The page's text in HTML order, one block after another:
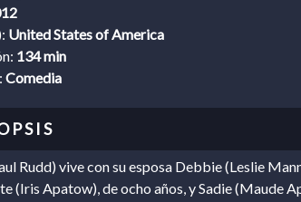
United States of America
134 min
Comedia
Rudd) vive con su esposa Debbie (Leslie
(Iris Apatow), de ocho años, y Sadie (Maude